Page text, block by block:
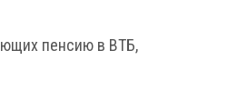
пенсию в ВТБ,